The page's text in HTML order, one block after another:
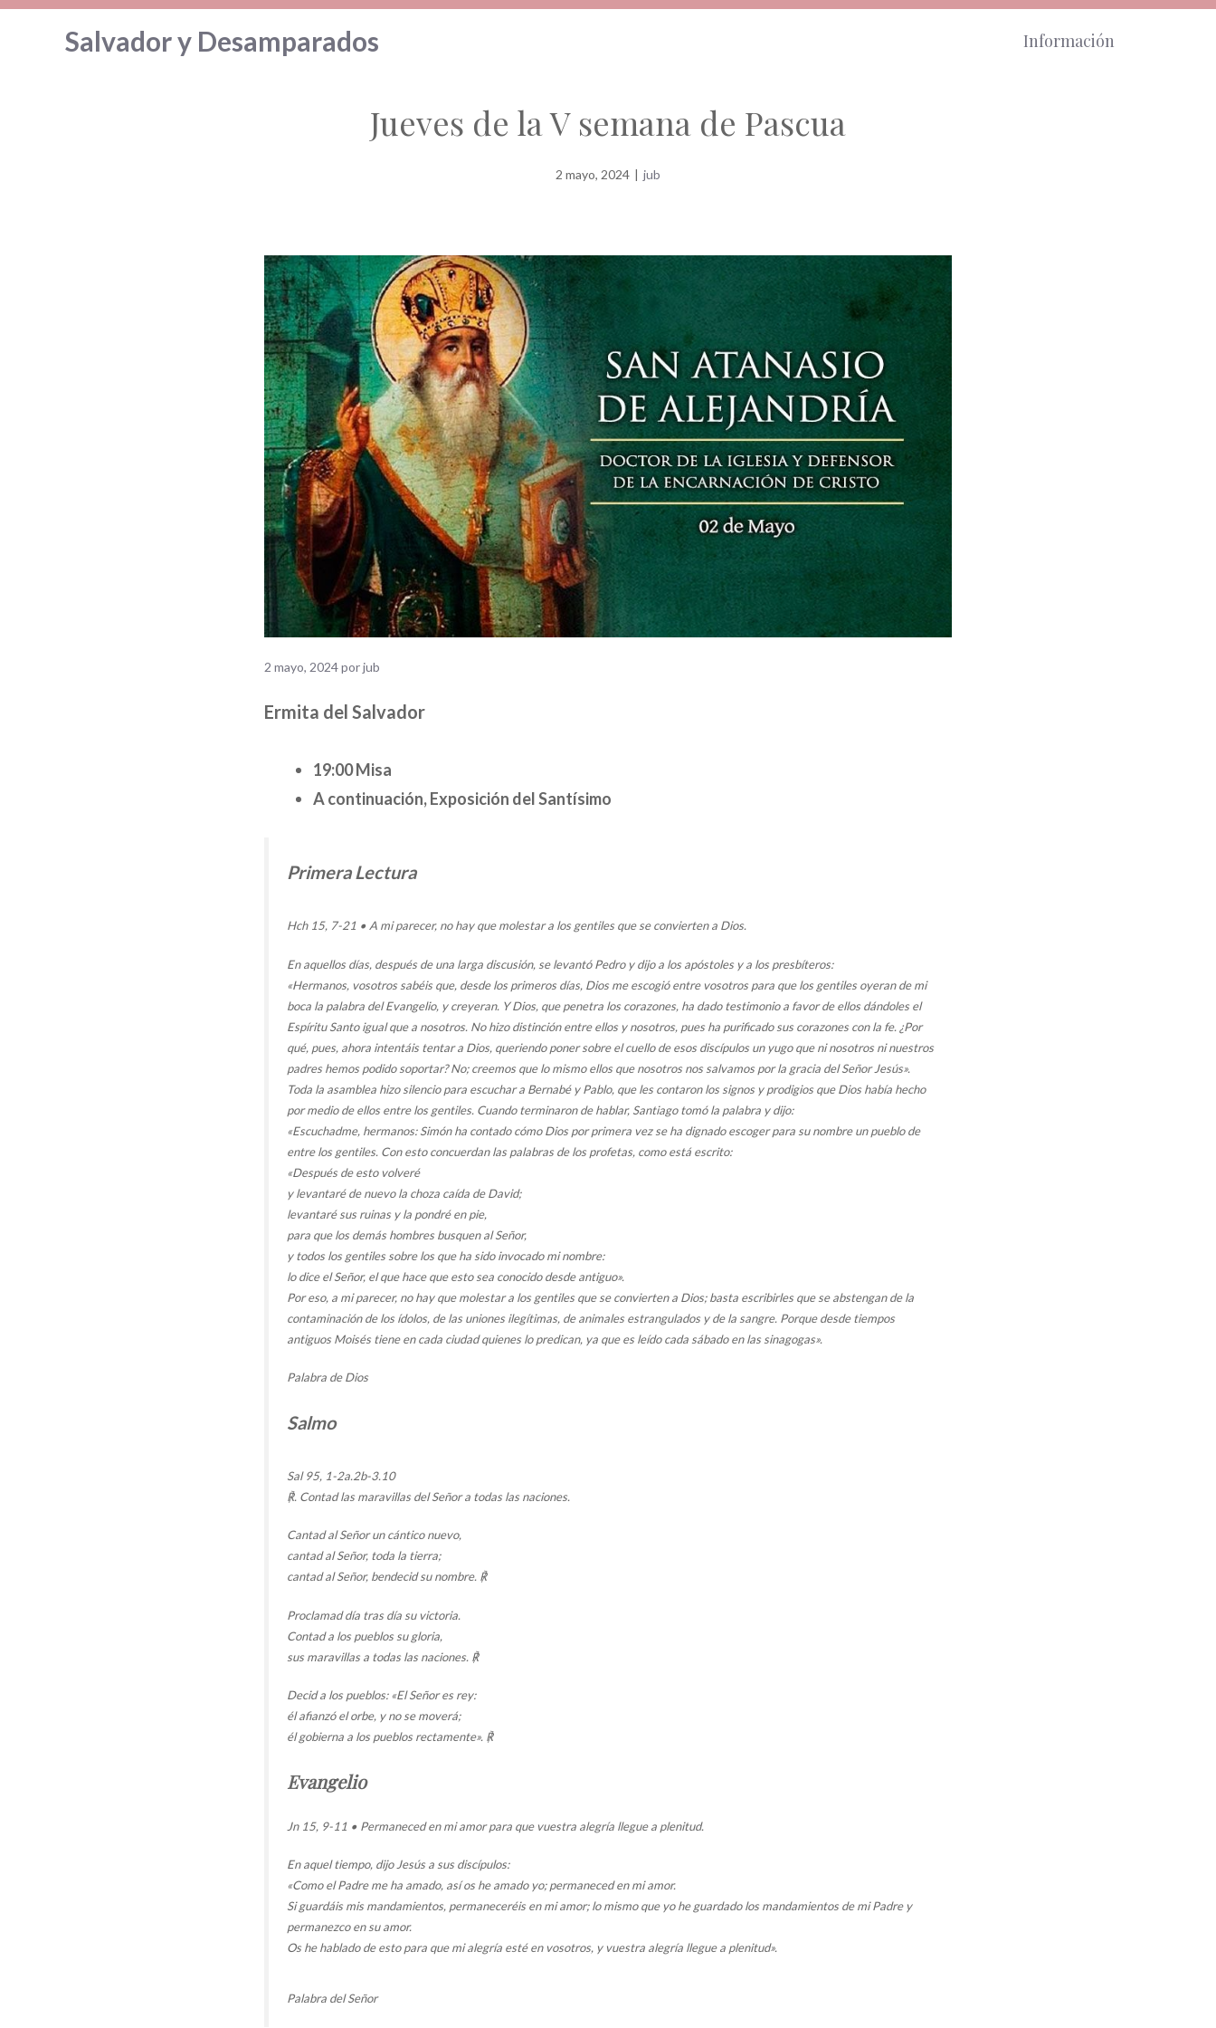
Saltar
Salvador y Desamparados Información
Jueves de la V semana de Pascua
2 mayo, 2024 | jub
2 mayo, 2024porjub
Ermita del Salvador
19:00 Misa
A continuación, Exposición del Santísimo
Primera Lectura
Hch 15, 7-21 • A mi parecer, no hay que molestar a los gentiles que se convierten a Dios.
En aquellos días, después de una larga discusión, se levantó Pedro y dijo a los apóstoles y a los presbíteros:
«Hermanos, vosotros sabéis que, desde los primeros días, Dios me escogió entre vosotros para que los gentiles oyeran de mi
boca la palabra del Evangelio, y creyeran. Y Dios, que penetra los corazones, ha dado testimonio a favor de ellos dándoles el
Espíritu Santo igual que a nosotros. No hizo distinción entre ellos y nosotros, pues ha purificado sus corazones con la fe. ¿Por
qué, pues, ahora intentáis tentar a Dios, queriendo poner sobre el cuello de esos discípulos un yugo que ni nosotros ni nuestros
padres hemos podido soportar? No; creemos que lo mismo ellos que nosotros nos salvamos por la gracia del Señor Jesús».
Toda la asamblea hizo silencio para escuchar a Bernabé y Pablo, que les contaron los signos y prodigios que Dios había hecho
por medio de ellos entre los gentiles. Cuando terminaron de hablar, Santiago tomó la palabra y dijo:
«Escuchadme, hermanos: Simón ha contado cómo Dios por primera vez se ha dignado escoger para su nombre un pueblo de
entre los gentiles. Con esto concuerdan las palabras de los profetas, como está escrito:
«Después de esto volveré
y levantaré de nuevo la choza caída de David;
levantaré sus ruinas y la pondré en pie,
para que los demás hombres busquen al Señor,
y todos los gentiles sobre los que ha sido invocado mi nombre:
lo dice el Señor, el que hace que esto sea conocido desde antiguo».
Por eso, a mi parecer, no hay que molestar a los gentiles que se convierten a Dios; basta escribirles que se abstengan de la
contaminación de los ídolos, de las uniones ilegítimas, de animales estrangulados y de la sangre. Porque desde tiempos
antiguos Moisés tiene en cada ciudad quienes lo predican, ya que es leído cada sábado en las sinagogas».
Palabra de Dios
Salmo
Sal 95, 1-2a.2b-3.10
℟. Contad las maravillas del Señor a todas las naciones.
Cantad al Señor un cántico nuevo,
cantad al Señor, toda la tierra;
cantad al Señor, bendecid su nombre. ℟
Proclamad día tras día su victoria.
Contad a los pueblos su gloria,
sus maravillas a todas las naciones. ℟
Decid a los pueblos: «El Señor es rey:
él afianzó el orbe, y no se moverá;
él gobierna a los pueblos rectamente». ℟
Evangelio
Jn 15, 9-11 • Permaneced en mi amor para que vuestra alegría llegue a plenitud.
En aquel tiempo, dijo Jesús a sus discípulos:
«Como el Padre me ha amado, así os he amado yo; permaneced en mi amor.
Si guardáis mis mandamientos, permaneceréis en mi amor; lo mismo que yo he guardado los mandamientos de mi Padre y
permanezco en su amor.
Os he hablado de esto para que mi alegría esté en vosotros, y vuestra alegría llegue a plenitud».
Palabra del Señor